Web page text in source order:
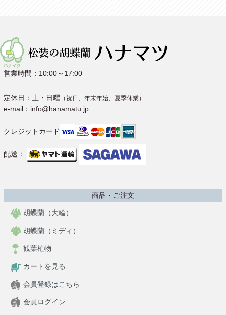
営業時間：10:00～17:00
定休日：土・日曜 （祝日、年末年始、夏季休業）
e-mail：info@hanamatu.jp
クレジットカード
配送：
商品・ご注文
胡蝶蘭（大輪）
胡蝶蘭（ミディ）
観葉植物
カートを見る
会員登録はこちら
会員ログイン